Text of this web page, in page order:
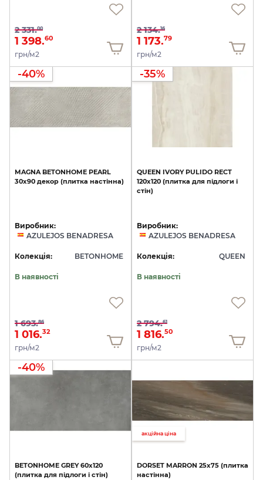
2 331.00
1 398.60
грн/м2
2 134.16
1 173.79
грн/м2
-40%
MAGNA BETONHOME PEARL
30х90 декор (плитка настінна)
Виробник:
AZULEJOS BENADRESA
Колекція: BETONHOME
В наявності
1 693.86
1 016.32
грн/м2
-35%
QUEEN IVORY PULIDO RECT
120x120 (плитка для підлоги і
стін)
Виробник:
AZULEJOS BENADRESA
Колекція: QUEEN
В наявності
2 794.61
1 816.50
грн/м2
-40%
BETONHOME GREY 60x120
(плитка для підлоги і стін)
акційна ціна
DORSET MARRON 25х75 (плитка
настінна)